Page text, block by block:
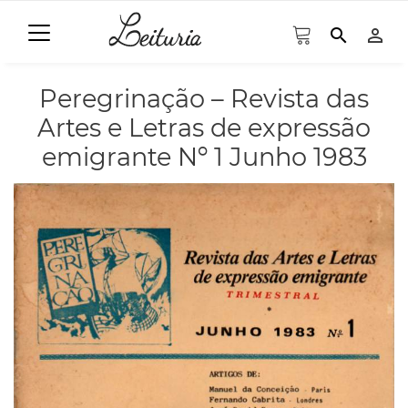
search person_outline
Peregrinação – Revista das
Artes e Letras de expressão
emigrante Nº 1 Junho 1983